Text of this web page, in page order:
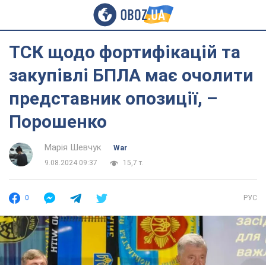
ТСК щодо фортифікацій та
закупівлі БПЛА має очолити
представник опозиції, –
Порошенко
Марія Шевчук
War
9.08.2024 09:37
15,7 т.
0 РУС